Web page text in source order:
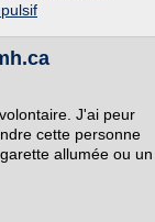
J'ai peur
cette personne
allumée ou un